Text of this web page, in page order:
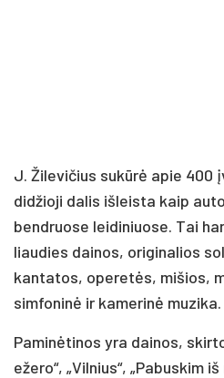
J. Žilevičius sukūrė apie 400
didžioji dalis išleista kaip
bendruose leidiniuose. Tai
liaudies dainos, originalios
kantatos, operetės, mišios,
simfoninė ir kamerinė muzika.
Paminėtinos yra dainos,
ežero“, „Vilnius“, „Pabuskim